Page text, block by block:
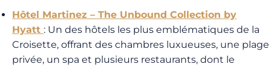
Hôtel Martinez – The Unbound Collection by
Hyatt : Un des hôtels les plus emblématiques de la
Croisette, offrant des chambres luxueuses, une plage
privée, un spa et plusieurs restaurants, dont le